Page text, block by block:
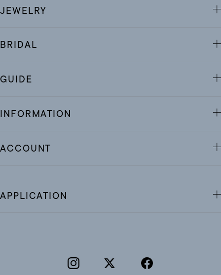
JEWELRY
BRIDAL
GUIDE
INFORMATION
ACCOUNT
APPLICATION